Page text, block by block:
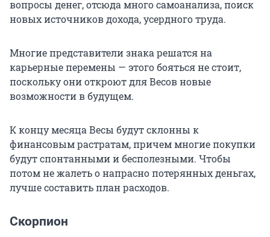
вопросы денег, отсюда много самоанализа, поиск
новых источников дохода, усердного труда.
Многие представители знака решатся на
карьерные перемены — этого бояться не стоит,
поскольку они откроют для Весов новые
возможности в будущем.
К концу месяца Весы будут склонны к
финансовым растратам, причем многие покупки
будут спонтанными и бесполезными. Чтобы
потом не жалеть о напрасно потерянных деньгах,
лучше составить план расходов.
Скорпион